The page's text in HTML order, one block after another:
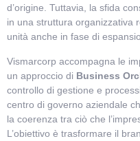
d’origine. Tuttavia, la sfida
in una struttura organizzativa
unità anche in fase di
Vismarcorp accompagna le
un approccio di Business
controllo di gestione e
centro di governo aziendale
la coerenza tra ciò che
L’obiettivo è trasformare il